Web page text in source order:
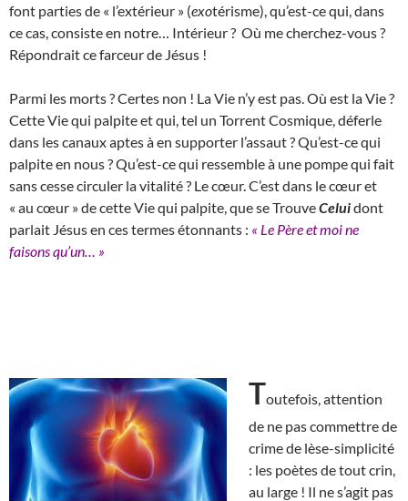
font parties de « l’extérieur » (exotérisme), qu’est-ce qui, dans
ce cas, consiste en notre… Intérieur ? Où me cherchez-vous ?
Répondrait ce farceur de Jésus !
Parmi les morts ? Certes non ! La Vie n’y est pas. Où est la Vie ?
Cette Vie qui palpite et qui, tel un Torrent Cosmique, déferle
dans les canaux aptes à en supporter l’assaut ? Qu’est-ce qui
palpite en nous ? Qu’est-ce qui ressemble à une pompe qui fait
sans cesse circuler la vitalité ? Le cœur. C’est dans le cœur et
« au cœur » de cette Vie qui palpite, que se TrouveCeluidont
parlait Jésus en ces termes étonnants : « Le Père et moi ne
faisons qu’un… »
Toutefois, attention
de ne pas commettre de
crime de lèse-simplicité
: les poètes de tout crin,
au large ! Il ne s’agit pas